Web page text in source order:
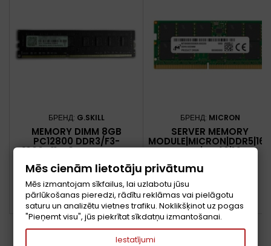
БРЕНД: G.SKILL
MEMORY DIMM 8GB
PC12800 DDR3/F3-
1600C11S-8GNT G.SKILL
Цена
48,07 €
 В корзину
В НАЛИЧИИ
БРЕНД: MICRON
SERVER MEMORY
MHZ|CL 46|1.1
V|MTC10C1084S1TC56BR
Цена
958,80 €

В НАЛИЧИИ
Mēs cienām lietotāju privātumu
Mēs izmantojam sīkfailus, lai uzlabotu jūsu
pārlūkošanas pieredzi, rādītu reklāmas vai pielāgotu
saturu un analizētu vietnes trafiku. Noklikšķinot uz pogas
"Pieņemt visu", jūs piekrītat sīkdatņu izmantošanai.
Iestatījumi